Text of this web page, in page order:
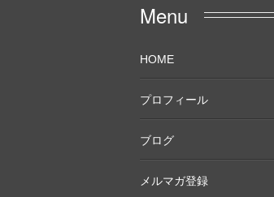
Menu
HOME
プロフィール
ブログ
メルマガ登録